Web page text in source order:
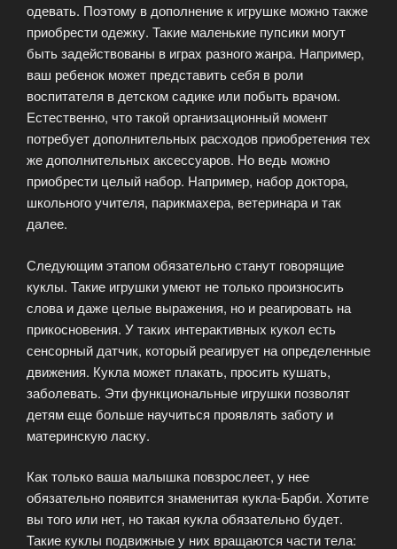
одевать. Поэтому в дополнение к игрушке можно также
приобрести одежку. Такие маленькие пупсики могут
быть задействованы в играх разного жанра. Например,
ваш ребенок может представить себя в роли
воспитателя в детском садике или побыть врачом.
Естественно, что такой организационный момент
потребует дополнительных расходов приобретения тех
же дополнительных аксессуаров. Но ведь можно
приобрести целый набор. Например, набор доктора,
школьного учителя, парикмахера, ветеринара и так
далее.
Следующим этапом обязательно станут говорящие
куклы. Такие игрушки умеют не только произносить
слова и даже целые выражения, но и реагировать на
прикосновения. У таких интерактивных кукол есть
сенсорный датчик, который реагирует на определенные
движения. Кукла может плакать, просить кушать,
заболевать. Эти функциональные игрушки позволят
детям еще больше научиться проявлять заботу и
материнскую ласку.
Как только ваша малышка повзрослеет, у нее
обязательно появится знаменитая кукла-Барби. Хотите
вы того или нет, но такая кукла обязательно будет.
Такие куклы подвижные у них вращаются части тела: